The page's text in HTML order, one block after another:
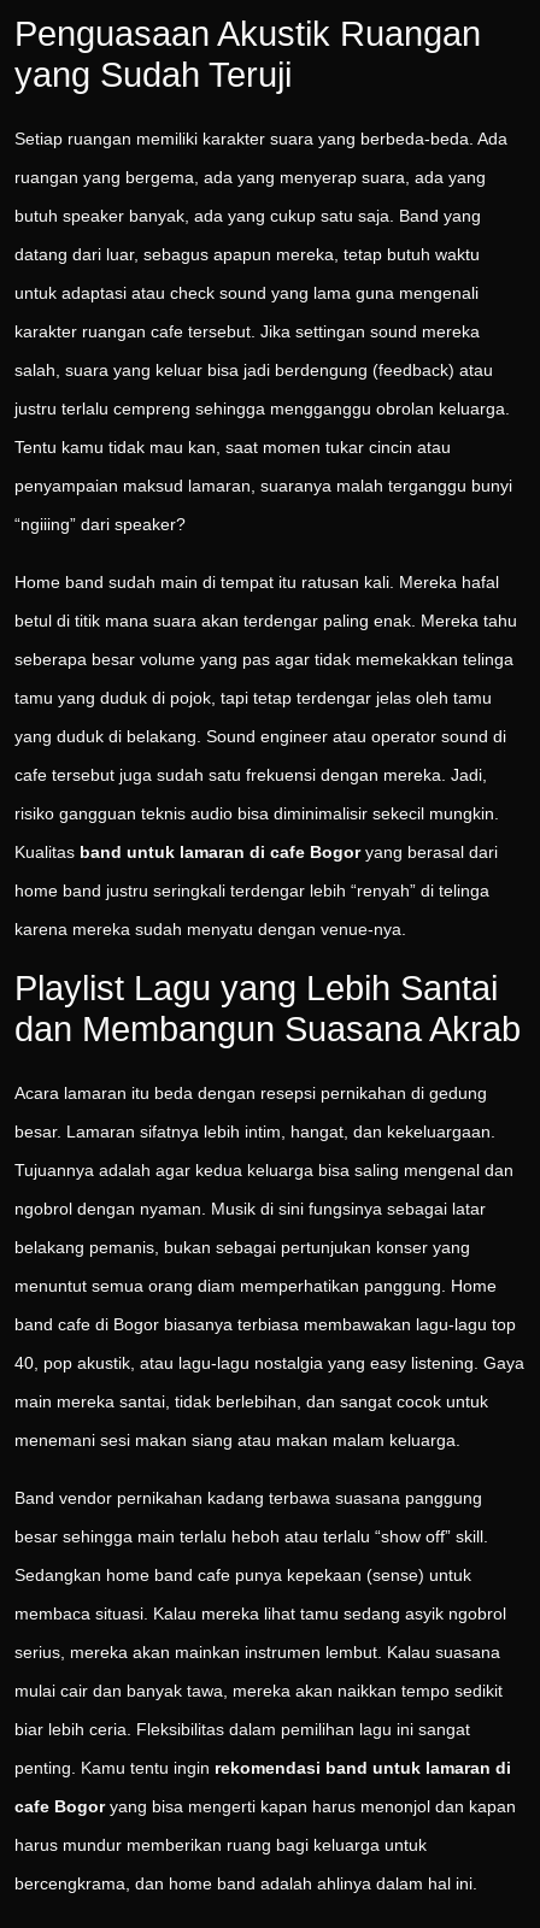
Penguasaan Akustik Ruangan
yang Sudah Teruji
Setiap ruangan memiliki karakter suara yang berbeda-beda. Ada
ruangan yang bergema, ada yang menyerap suara, ada yang
butuh speaker banyak, ada yang cukup satu saja. Band yang
datang dari luar, sebagus apapun mereka, tetap butuh waktu
untuk adaptasi atau check sound yang lama guna mengenali
karakter ruangan cafe tersebut. Jika settingan sound mereka
salah, suara yang keluar bisa jadi berdengung (feedback) atau
justru terlalu cempreng sehingga mengganggu obrolan keluarga.
Tentu kamu tidak mau kan, saat momen tukar cincin atau
penyampaian maksud lamaran, suaranya malah terganggu bunyi
“ngiiing” dari speaker?
Home band sudah main di tempat itu ratusan kali. Mereka hafal
betul di titik mana suara akan terdengar paling enak. Mereka tahu
seberapa besar volume yang pas agar tidak memekakkan telinga
tamu yang duduk di pojok, tapi tetap terdengar jelas oleh tamu
yang duduk di belakang. Sound engineer atau operator sound di
cafe tersebut juga sudah satu frekuensi dengan mereka. Jadi,
risiko gangguan teknis audio bisa diminimalisir sekecil mungkin.
Kualitas band untuk lamaran di cafe Bogoryang berasal dari
home band justru seringkali terdengar lebih “renyah” di telinga
karena mereka sudah menyatu dengan venue-nya.
Playlist Lagu yang Lebih Santai
dan Membangun Suasana Akrab
Acara lamaran itu beda dengan resepsi pernikahan di gedung
besar. Lamaran sifatnya lebih intim, hangat, dan kekeluargaan.
Tujuannya adalah agar kedua keluarga bisa saling mengenal dan
ngobrol dengan nyaman. Musik di sini fungsinya sebagai latar
belakang pemanis, bukan sebagai pertunjukan konser yang
menuntut semua orang diam memperhatikan panggung. Home
band cafe di Bogor biasanya terbiasa membawakan lagu-lagu top
40, pop akustik, atau lagu-lagu nostalgia yang easy listening. Gaya
main mereka santai, tidak berlebihan, dan sangat cocok untuk
menemani sesi makan siang atau makan malam keluarga.
Band vendor pernikahan kadang terbawa suasana panggung
besar sehingga main terlalu heboh atau terlalu “show off” skill.
Sedangkan home band cafe punya kepekaan (sense) untuk
membaca situasi. Kalau mereka lihat tamu sedang asyik ngobrol
serius, mereka akan mainkan instrumen lembut. Kalau suasana
mulai cair dan banyak tawa, mereka akan naikkan tempo sedikit
biar lebih ceria. Fleksibilitas dalam pemilihan lagu ini sangat
penting. Kamu tentu ingin rekomendasi band untuk lamaran di
cafe Bogoryang bisa mengerti kapan harus menonjol dan kapan
harus mundur memberikan ruang bagi keluarga untuk
bercengkrama, dan home band adalah ahlinya dalam hal ini.